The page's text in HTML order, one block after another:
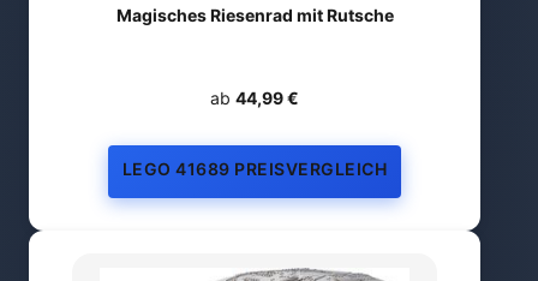
Magisches Riesenrad mit Rutsche
ab 44,99 €
LEGO 41689 PREISVERGLEICH